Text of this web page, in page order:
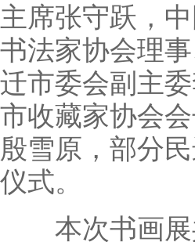
主席张守跃，
书法家协会理
迁市委会副主
市收藏家协会
殷雪原，部分
仪式。
本次书画展